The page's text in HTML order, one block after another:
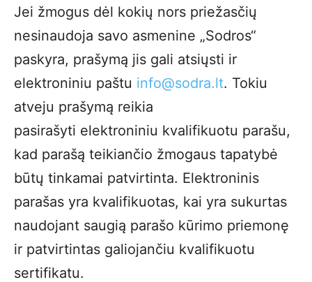
Jei žmogus dėl kokių nors priežasčių
nesinaudoja savo asmenine „Sodros“
paskyra, prašymą jis gali atsiųsti ir
elektroniniu paštu info@sodra.lt. Tokiu
atveju prašymą reikia
pasirašyti elektroniniu kvalifikuotu parašu,
kad parašą teikiančio žmogaus tapatybė
būtų tinkamai patvirtinta. Elektroninis
parašas yra kvalifikuotas, kai yra sukurtas
naudojant saugią parašo kūrimo priemonę
ir patvirtintas galiojančiu kvalifikuotu
sertifikatu.